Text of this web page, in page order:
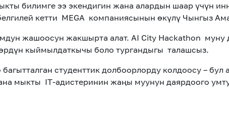
билимге ээ экендигин жана алардын шаар үчүн
кетти MEGA компаниясынын өкүлү Чынгыз
жашоосун жакшырта алат. AI City Hackathon муну
кыймылдаткычы боло тургандыгы талашсыз.
студенттик долбоорлорду колдоосу –
мыкты IT-адистеринин жаңы муунун даярдоого